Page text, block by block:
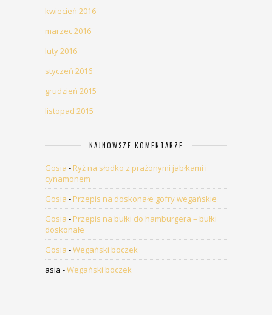
kwiecień 2016
marzec 2016
luty 2016
styczeń 2016
grudzień 2015
listopad 2015
NAJNOWSZE KOMENTARZE
Gosia - Ryż na słodko z prażonymi jabłkami i
cynamonem
Gosia - Przepis na doskonałe gofry wegańskie
Gosia - Przepis na bułki do hamburgera – bułki
doskonałe
Gosia -Wegański boczek
asia -Wegański boczek